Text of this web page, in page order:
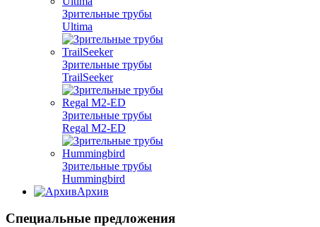
Зрительные трубы
Ultima
Зрительные трубы
TrailSeeker
Зрительные трубы
Regal M2-ED
Зрительные трубы
Hummingbird
Архив
Специальные предложения